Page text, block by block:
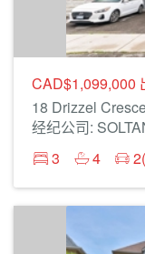
CAD$1,099,000
18 Drizzel
经纪公司:
3
4